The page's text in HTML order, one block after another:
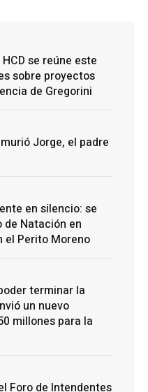
se reúne este
sobre proyectos
de Gregorini
Jorge, el padre
en silencio: se
de Natación en
el Perito Moreno
terminar la
un nuevo
millones para la
Foro de Intendentes